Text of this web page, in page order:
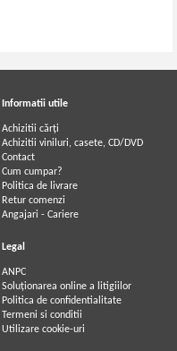
Informatii utile
Achizitii cărți
Achizitii viniluri, casete, CD/DVD
Contact
Cum cumpar?
Politica de livrare
Retur comenzi
Angajari - Cariere
Legal
ANPC
Soluționarea online a litigiilor
Politica de confidentialitate
Termeni si conditii
Utilizare cookie-uri